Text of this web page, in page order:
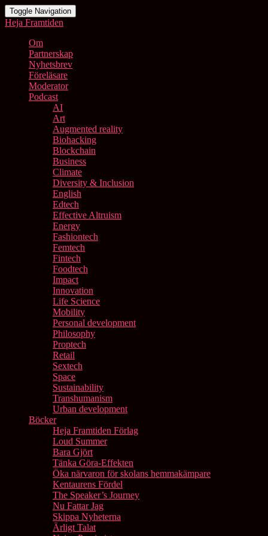
Toggle Navigation
Heja Framtiden
Om
Partnerskap
Nyhetsbrev
Föreläsare
Moderator
Podcast
AI
Art
Augmented reality
Biohacking
Blockchain
Business
Climate
Diversity & Inclusion
English
Edtech
Effective Altruism
Energy
Fashiontech
Femtech
Fintech
Foodtech
Impact
Innovation
Life Science
Mobility
Personal development
Philosophy
Proptech
Retail
Sextech
Space
Sustainability
Transhumanism
Urban development
Böcker
Heja Framtiden Förlag
Loud Summer
Bara Gjört
Tänka Göra-Effekten
Öka närvaron för skolans hemmakämpare
Kentaurens Fördel
The Speaker’s Journey
Nu Fattar Jag
Skippa Nyheterna
Ärligt Talat